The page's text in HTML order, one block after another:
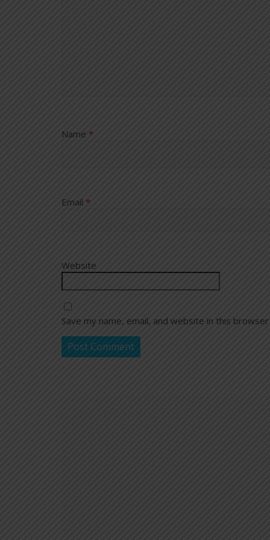
Name *
Email *
Website
Save my name, email, and website in this